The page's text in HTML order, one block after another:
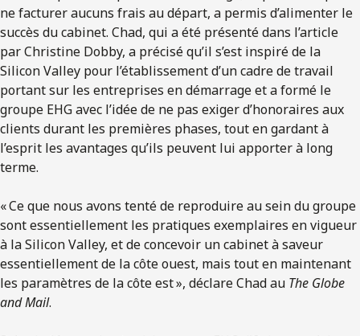
ne facturer aucuns frais au départ, a permis d’alimenter le
succès du cabinet. Chad, qui a été présenté dans l’article
par Christine Dobby, a précisé qu’il s’est inspiré de la
Silicon Valley pour l’établissement d’un cadre de travail
portant sur les entreprises en démarrage et a formé le
groupe EHG avec l’idée de ne pas exiger d’honoraires aux
clients durant les premières phases, tout en gardant à
l’esprit les avantages qu’ils peuvent lui apporter à long
terme.
« Ce que nous avons tenté de reproduire au sein du groupe
sont essentiellement les pratiques exemplaires en vigueur
à la Silicon Valley, et de concevoir un cabinet à saveur
essentiellement de la côte ouest, mais tout en maintenant
les paramètres de la côte est », déclare Chad au The Globe
and Mail.